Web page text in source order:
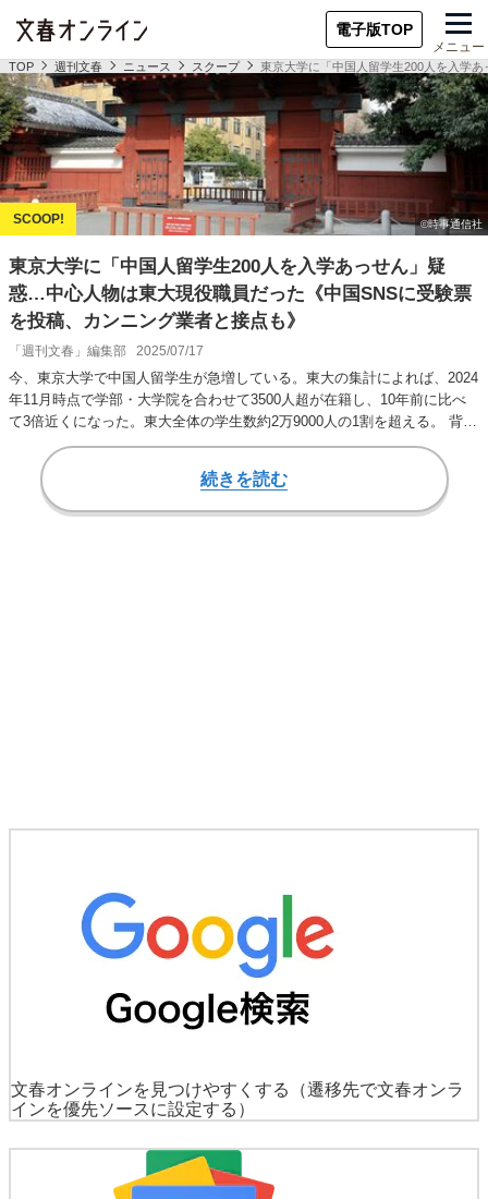
電子版TOP
メニュー
TOP 週刊文春 ニュース スクープ 東京大学に「中国人留学生200人を入学
東京大学に「中国人留学生200人を入学あっせん」疑
惑…中心人物は東大現役職員だった《中国SNSに受験票
を投稿、カンニング業者と接点も》
「週刊文春」編集部 2025/07/17
今、東京大学で中国人留学生が急増している。東大の集計によれば、2024
年11月時点で学部・大学院を合わせて3500人超が在籍し、10年前に比べ
て3倍近くになった。東大全体の学生数約2万9000人の1割を超える。 背…
続きを読む
文春オンラインを見つけやすくする
（遷移先で文春オンラ
インを優先ソースに設定する）